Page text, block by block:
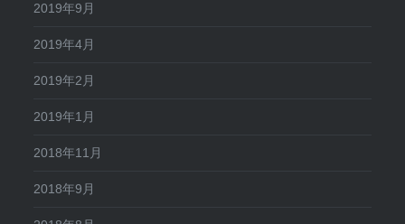
2019年9月
2019年4月
2019年2月
2019年1月
2018年11月
2018年9月